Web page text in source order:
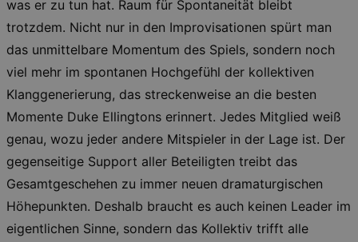
was er zu tun hat. Raum für Spontaneität bleibt
trotzdem. Nicht nur in den Improvisationen spürt man
das unmittelbare Momentum des Spiels, sondern noch
viel mehr im spontanen Hochgefühl der kollektiven
Klanggenerierung, das streckenweise an die besten
Momente Duke Ellingtons erinnert. Jedes Mitglied weiß
genau, wozu jeder andere Mitspieler in der Lage ist. Der
gegenseitige Support aller Beteiligten treibt das
Gesamtgeschehen zu immer neuen dramaturgischen
Höhepunkten. Deshalb braucht es auch keinen Leader im
eigentlichen Sinne, sondern das Kollektiv trifft alle
account. Ohne diese Cookies funktioniert
unsere Webseite nicht.
Name Provider / Domain
Läuft
CookieScriptConsent
CookieScript
.kulturkalender-
days
hours